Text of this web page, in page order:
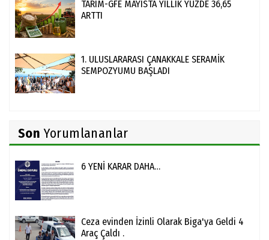
TARIM-GFE MAYISTA YILLIK YÜZDE 36,65
ARTTI
1. ULUSLARARASI ÇANAKKALE SERAMİK
SEMPOZYUMU BAŞLADI
Son Yorumlananlar
6 YENİ KARAR DAHA…
Ceza evinden İzinli Olarak Biga'ya Geldi 4
Araç Çaldı .